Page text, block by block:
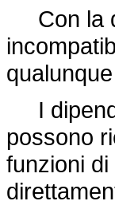
Con la
I
possono
funzioni